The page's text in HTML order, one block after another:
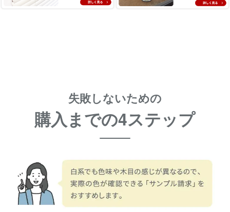
失敗しないための
購入までの4ステップ